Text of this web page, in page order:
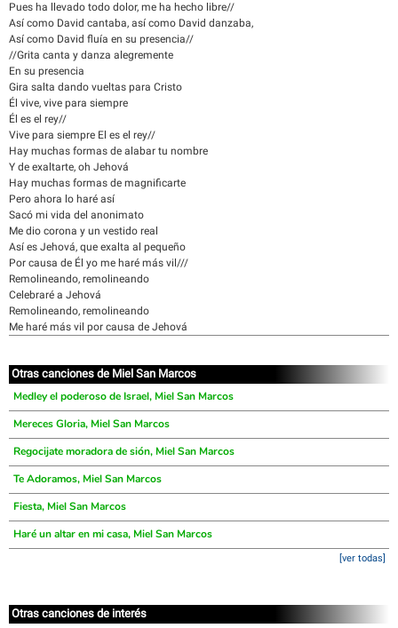
Pues ha llevado todo dolor, me ha hecho libre//
Así como David cantaba, así como David danzaba,
Así como David fluía en su presencia//
//Grita canta y danza alegremente
En su presencia
Gira salta dando vueltas para Cristo
Él vive, vive para siempre
Él es el rey//
Vive para siempre El es el rey//
Hay muchas formas de alabar tu nombre
Y de exaltarte, oh Jehová
Hay muchas formas de magnificarte
Pero ahora lo haré así
Sacó mi vida del anonimato
Me dio corona y un vestido real
Así es Jehová, que exalta al pequeño
Por causa de Él yo me haré más vil///
Remolineando, remolineando
Celebraré a Jehová
Remolineando, remolineando
Me haré más vil por causa de Jehová
Otras canciones de Miel San Marcos
Medley el poderoso de Israel, Miel San Marcos
Mereces Gloria, Miel San Marcos
Regocijate moradora de sión, Miel San Marcos
Te Adoramos, Miel San Marcos
Fiesta, Miel San Marcos
Haré un altar en mi casa, Miel San Marcos
[ver todas]
Otras canciones de interés